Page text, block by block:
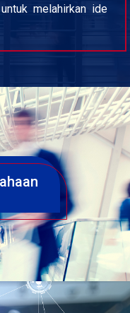
melahirkan ide